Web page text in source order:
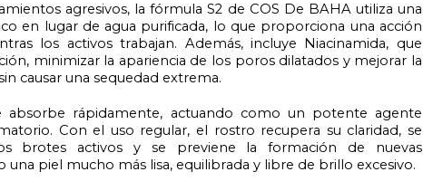
agresivos, la fórmula S2 de COS De BAHA utiliza una
en lugar de agua purificada, lo que proporciona una acción
los activos trabajan. Además, incluye Niacinamida, que
minimizar la apariencia de los poros dilatados y mejorar la
causar una sequedad extrema.
absorbe rápidamente, actuando como un potente agente
Con el uso regular, el rostro recupera su claridad, se
brotes activos y se previene la formación de nuevas
una piel mucho más lisa, equilibrada y libre de brillo excesivo.